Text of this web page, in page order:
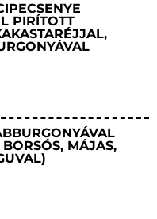
PIRÍTOTT
MÁJAS,